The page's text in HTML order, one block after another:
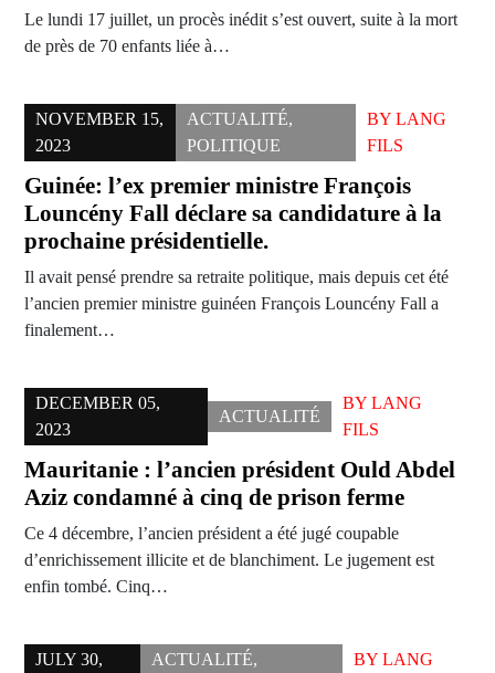
Le lundi 17 juillet, un procès inédit s’est ouvert, suite à la mort
de près de 70 enfants liée à…
NOVEMBER 15,
2023
ACTUALITÉ,
POLITIQUE
BY LANG
FILS
Guinée: l’ex premier ministre François
Louncény Fall déclare sa candidature à la
prochaine présidentielle.
Il avait pensé prendre sa retraite politique, mais depuis cet été
l’ancien premier ministre guinéen François Louncény Fall a
finalement…
DECEMBER 05,
2023
ACTUALITÉ
BY LANG
FILS
Mauritanie : l’ancien président Ould Abdel
Aziz condamné à cinq de prison ferme
Ce 4 décembre, l’ancien président a été jugé coupable
d’enrichissement illicite et de blanchiment. Le jugement est
enfin tombé. Cinq…
JULY 30,
ACTUALITÉ,
BYLANG